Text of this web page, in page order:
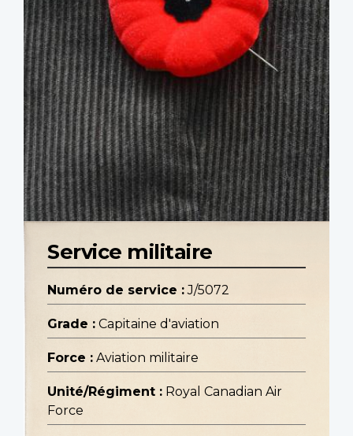
Service militaire
Numéro de service : J/5072
Grade : Capitaine d'aviation
Force : Aviation militaire
Unité/Régiment : Royal Canadian Air
Force